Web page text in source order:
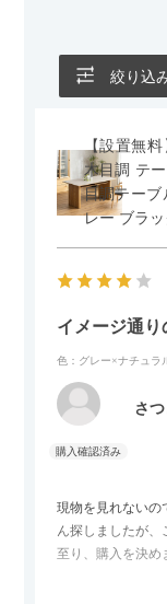
絞り込
【設置無料
木目調 テ
目調テーブ
レー ブラッ
イメージ通り
色：グレー×ナチュラ
さつ
現物を見れないの
ん探しましたが、
至り、購入を決め
セラミック天板